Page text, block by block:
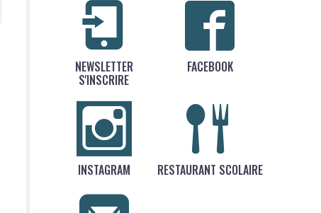
NEWSLETTER
S'INSCRIRE
FACEBOOK
INSTAGRAM RESTAURANT SCOLAIRE